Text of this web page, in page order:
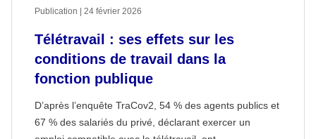
Télétravail : ses effets sur les
conditions de travail dans la
fonction publique
D’après l’enquête TraCov2, 54 % des agents publics et
67 % des salariés du privé, déclarant exercer un
Publication | 24 février 2026